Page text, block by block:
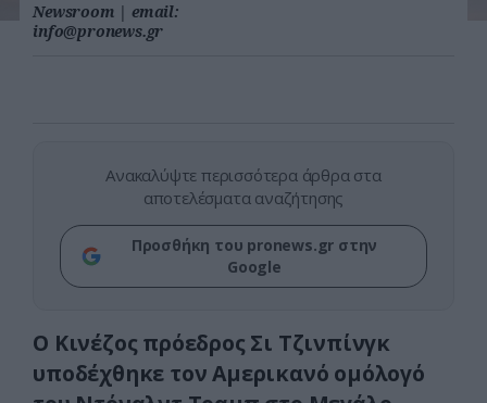
Newsroom | email:
info@pronews.gr
Ανακαλύψτε περισσότερα άρθρα στα
αποτελέσματα αναζήτησης
Προσθήκη του pronews.gr στην
Google
Ο Κινέζος πρόεδρος Σι Τζινπίνγκ
υποδέχθηκε τον Αμερικανό ομόλογό